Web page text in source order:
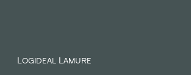
Logideal Lamure